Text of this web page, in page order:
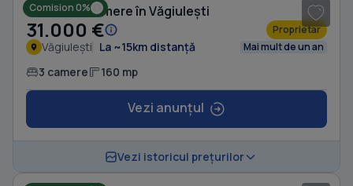
Comision 0%
Casă cu 3 camere în Văgiulești
31.000 € Proprietar
Văgiulești La ~15km distanță Mai mult de un an
3 camere 160 mp
Vezi anunțul
Vezi istoricul prețurilor